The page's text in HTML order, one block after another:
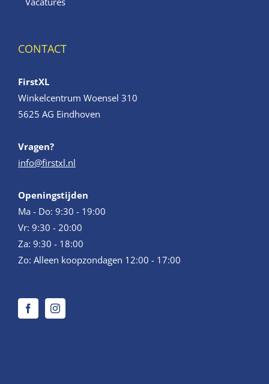
CONTACT
FirstXL
Winkelcentrum Woensel 310
5625 AG Eindhoven
Vragen?
info@firstxl.nl
Openingstijden
Ma - Do: 9:30 - 19:00
Vr: 9:30 - 20:00
Za: 9:30 - 18:00
Zo: Alleen koopzondagen 12:00 - 17:00